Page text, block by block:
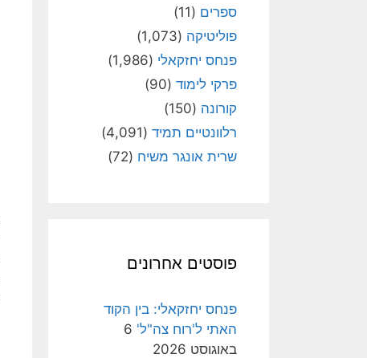
ספרים (11)
פוליטיקה (1,073)
פנחס יחזקאלי (1,986)
פרקי לימוד (90)
קורונה (150)
רלוונטיים תמיד (4,091)
שרית אונגר משיח (72)
פוסטים אחרונים
פנחס יחזקאלי: בין הקוד
האתי ל'רוח צה"ל' 6
באוגוסט 2026